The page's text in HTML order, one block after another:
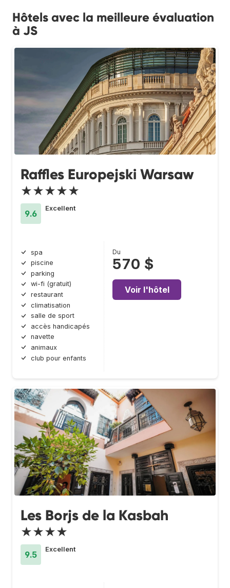
Hôtels avec la meilleure évaluation
à JS
Raffles Europejski Warsaw
★★★★★
9.6
Excellent
spa
piscine
parking
wi-fi (gratuit)
restaurant
climatisation
salle de sport
accès handicapés
navette
animaux
club pour enfants
Du
570 $
Voir l'hôtel
Les Borjs de la Kasbah
★★★★
9.5
Excellent